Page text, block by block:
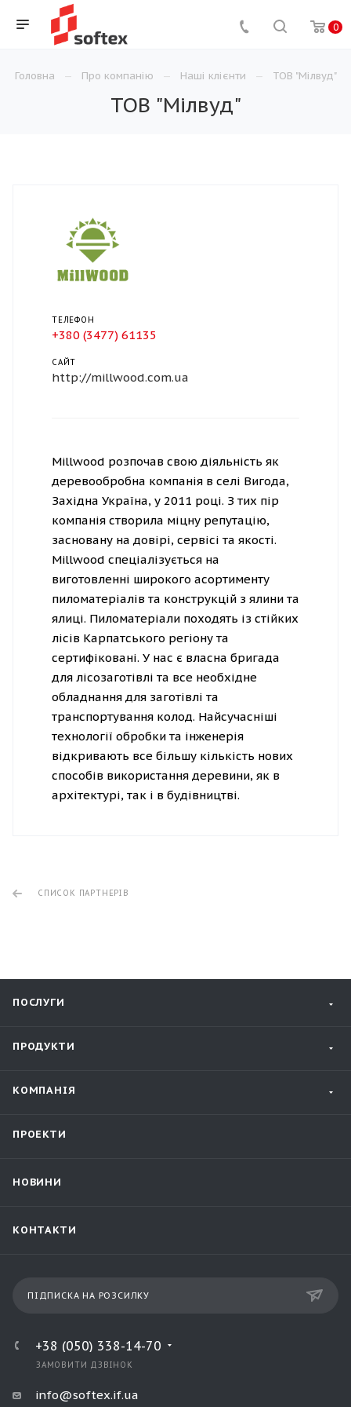
0
Головна Про компанію Наші клієнти ТОВ "Мілвуд"
ТОВ "Мілвуд"
ТЕЛЕФОН
+380 (3477) 61135
САЙТ
http://millwood.com.ua
Millwood розпочав свою діяльність як
деревообробна компанія в селі Вигода,
Західна Україна, у 2011 році. З тих пір
компанія створила міцну репутацію,
засновану на довірі, сервісі та якості.
Millwood спеціалізується на
виготовленні широкого асортименту
пиломатеріалів та конструкцій з ялини та
ялиці. Пиломатеріали походять із стійких
лісів Карпатського регіону та
сертифіковані. У нас є власна бригада
для лісозаготівлі та все необхідне
обладнання для заготівлі та
транспортування колод. Найсучасніші
технології обробки та інженерія
відкривають все більшу кількість нових
способів використання деревини, як в
архітектурі, так і в будівництві.
СПИСОК ПАРТНЕРІВ
ПОСЛУГИ
ПРОДУКТИ
КОМПАНІЯ
ПРОЕКТИ
НОВИНИ
КОНТАКТИ
ПІДПИСКА НА РОЗСИЛКУ
+38 (050) 338-14-70
ЗАМОВИТИ ДЗВІНОК
info@softex.if.ua